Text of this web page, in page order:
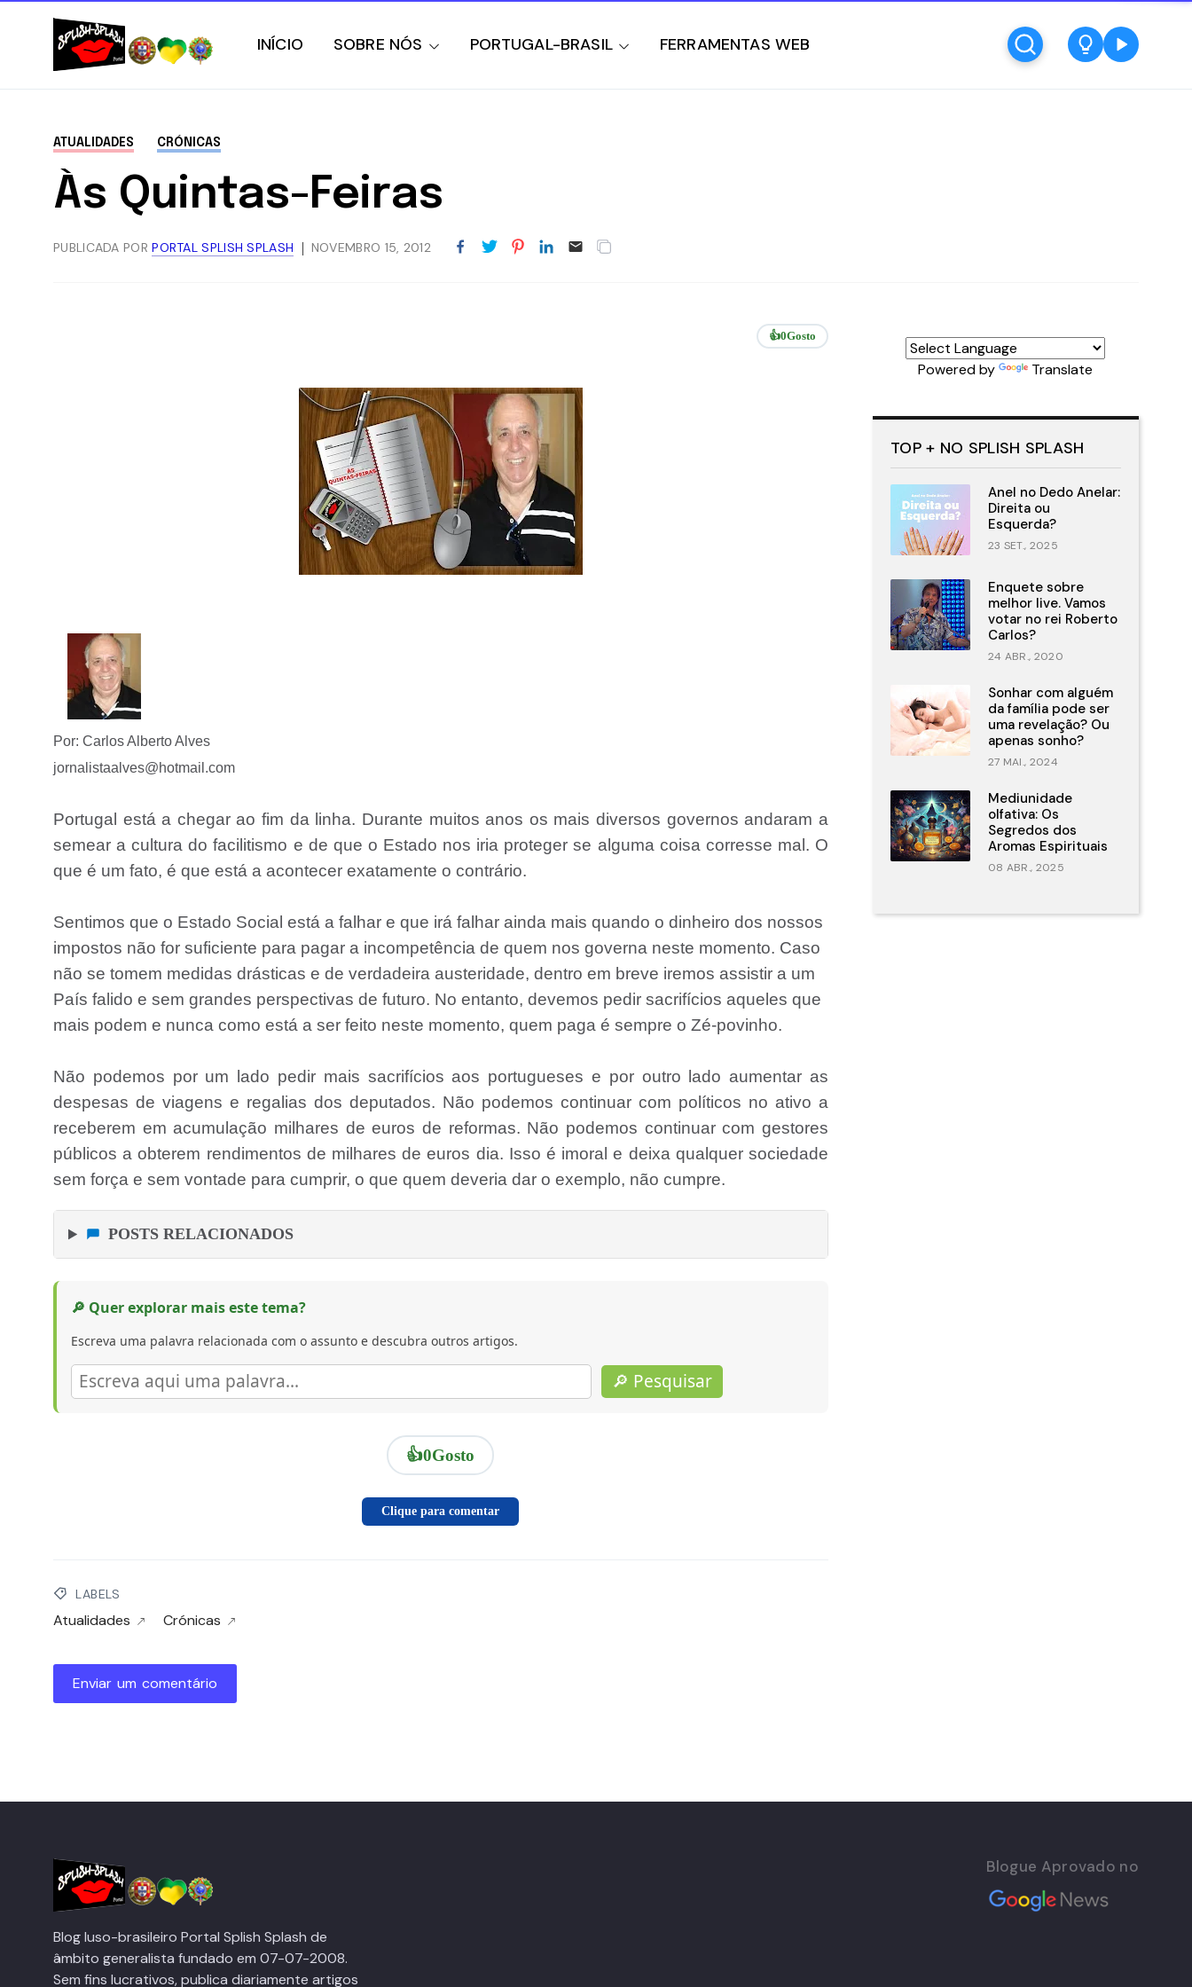
INÍCIO SOBRE NÓS PORTUGAL-BRASIL FERRAMENTAS WEB
ATUALIDADES CRÓNICAS
Às Quintas-Feiras
PUBLICADA PORPORTAL SPLISH SPLASH NOVEMBRO 15, 2012
👍0Gosto
Por: Carlos Alberto Alves
jornalistaalves@hotmail.com
Portugal está a chegar ao fim da linha. Durante muitos anos os mais diversos governos andaram a
semear a cultura do facilitismo e de que o Estado nos iria proteger se alguma coisa corresse mal. O
que é um fato, é que está a acontecer exatamente o contrário.
Sentimos que o Estado Social está a falhar e que irá falhar ainda mais quando o dinheiro dos nossos
impostos não for suficiente para pagar a incompetência de quem nos governa neste momento. Caso
não se tomem medidas drásticas e de verdadeira austeridade, dentro em breve iremos assistir a um
País falido e sem grandes perspectivas de futuro. No entanto, devemos pedir sacrifícios aqueles que
mais podem e nunca como está a ser feito neste momento, quem paga é sempre o Zé-povinho.
Não podemos por um lado pedir mais sacrifícios aos portugueses e por outro lado aumentar as
despesas de viagens e regalias dos deputados. Não podemos continuar com políticos no ativo a
receberem em acumulação milhares de euros de reformas. Não podemos continuar com gestores
públicos a obterem rendimentos de milhares de euros dia. Isso é imoral e deixa qualquer sociedade
sem força e sem vontade para cumprir, o que quem deveria dar o exemplo, não cumpre.
POSTS RELACIONADOS
🔎 Quer explorar mais este tema?
Escreva uma palavra relacionada com o assunto e descubra outros artigos.
🔎 Pesquisar
👍0Gosto
Clique para comentar
LABELS
Atualidades Crónicas
Enviar um comentário
Powered by Translate
TOP + NO SPLISH SPLASH
Anel no Dedo Anelar:
Direita ou
Esquerda?
23 SET., 2025
Enquete sobre
melhor live. Vamos
votar no rei Roberto
Carlos?
24 ABR., 2020
Sonhar com alguém
da família pode ser
uma revelação? Ou
apenas sonho?
27 MAI., 2024
Mediunidade
olfativa: Os
Segredos dos
Aromas Espirituais
08 ABR., 2025
Blog luso-brasileiro Portal Splish Splash de
âmbito generalista fundado em 07-07-2008.
Sem fins lucrativos, publica diariamente artigos
Blogue Aprovado no